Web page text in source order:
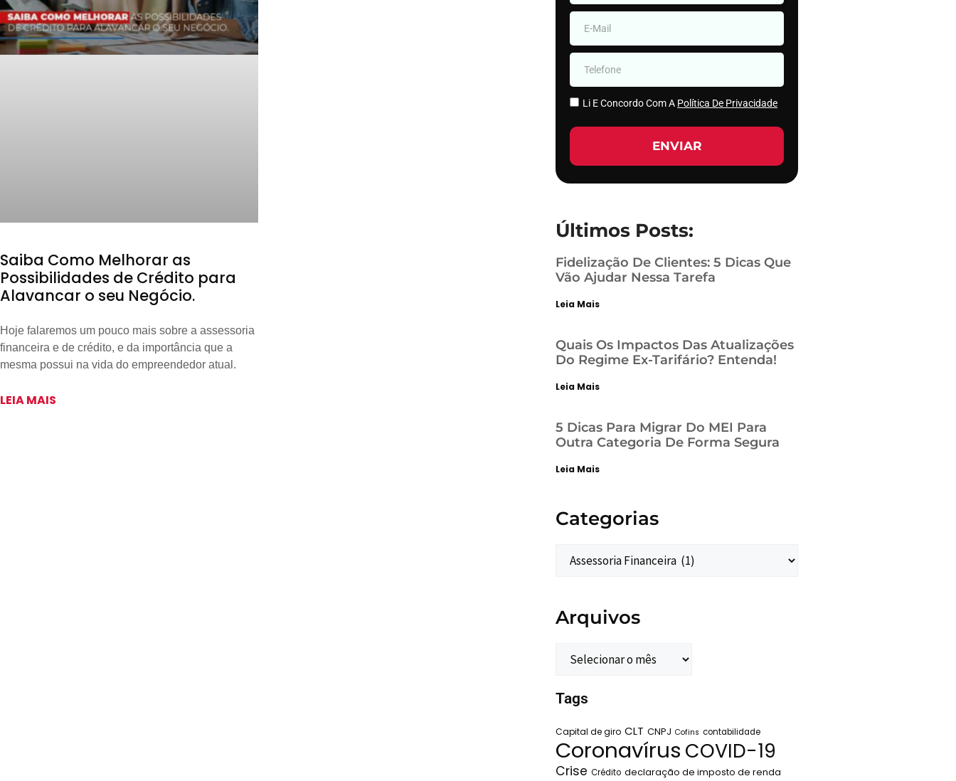
Saiba Como Melhorar as
Possibilidades de Crédito para
Alavancar o seu Negócio.
Hoje falaremos um pouco mais sobre a assessoria
financeira e de crédito, e da importância que a
mesma possui na vida do empreendedor atual.
LEIA MAIS
Li E Concordo Com A Política De Privacidade
ENVIAR
Últimos Posts:
Fidelização De Clientes: 5 Dicas Que
Vão Ajudar Nessa Tarefa
Leia Mais
Quais Os Impactos Das Atualizações
Do Regime Ex-Tarifário? Entenda!
Leia Mais
5 Dicas Para Migrar Do MEI Para
Outra Categoria De Forma Segura
Leia Mais
Categorias
Arquivos
Tags
Capital de giro CLT CNPJ Cofins contabilidade
Coronavírus COVID-19
Crise Crédito declaração de imposto de renda